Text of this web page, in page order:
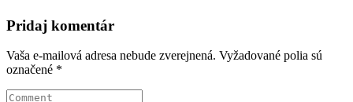
Pridaj komentár
Vaša e-mailová adresa nebude zverejnená. Vyžadované polia sú
označené *